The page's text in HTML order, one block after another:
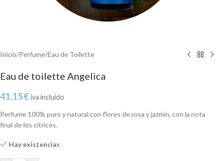
Inicio/Perfume/Eau de Toilette
Eau de toilette Angelica
41,15€ iva incluido
Perfume 100% puro y natural con flores de rosa y jazmín, con la nota
final de los cítricos.
Hay existencias